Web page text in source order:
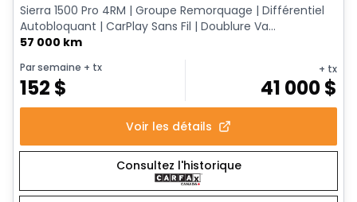
Sierra 1500 Pro 4RM | Groupe Remorquage | Différentiel
Autobloquant | CarPlay Sans Fil | Doublure Va...
57 000 km
Par semaine + tx
152 $
+ tx
41 000$
Voir les détails
Consultez l'historique